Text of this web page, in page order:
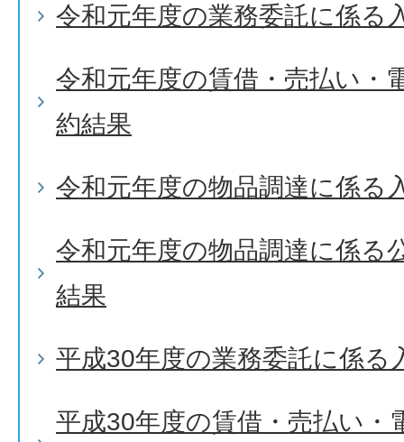
令和元年度の業務委託に係る
令和元年度の賃借・売払い・
約結果
令和元年度の物品調達に係る
令和元年度の物品調達に係る
結果
平成30年度の業務委託に係る
平成30年度の賃借・売払い・